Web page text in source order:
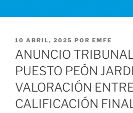
PUBLICADO
EL
10 ABRIL, 2025 POR EMFE
ANUNCIO
PUESTO PEÓN
VALORACIÓN
CALIFICACIÓN